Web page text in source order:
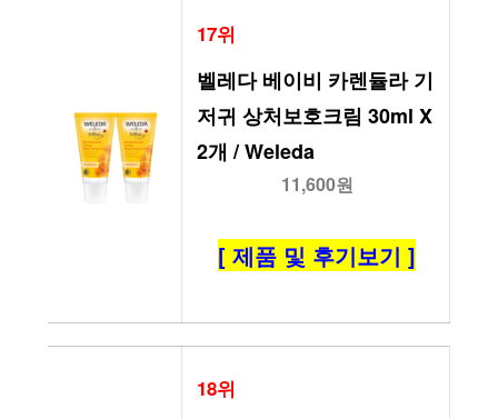
17위
벨레다 베이비 카렌듈라 기
저귀 상처보호크림 30ml X
2개 / Weleda
11,600원
[ 제품 및 후기보기 ]
18위